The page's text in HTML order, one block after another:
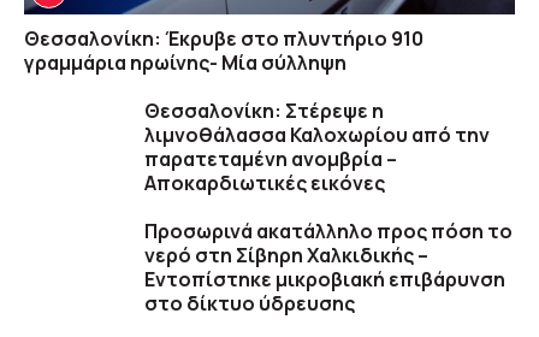
Θεσσαλονίκη: Έκρυβε στο πλυντήριο 910
γραμμάρια ηρωίνης- Μία σύλληψη
Θεσσαλονίκη: Στέρεψε η
λιμνοθάλασσα Καλοχωρίου από την
παρατεταμένη ανομβρία –
Αποκαρδιωτικές εικόνες
Προσωρινά ακατάλληλο προς πόση το
νερό στη Σίβηρη Χαλκιδικής –
Εντοπίστηκε μικροβιακή επιβάρυνση
στο δίκτυο ύδρευσης